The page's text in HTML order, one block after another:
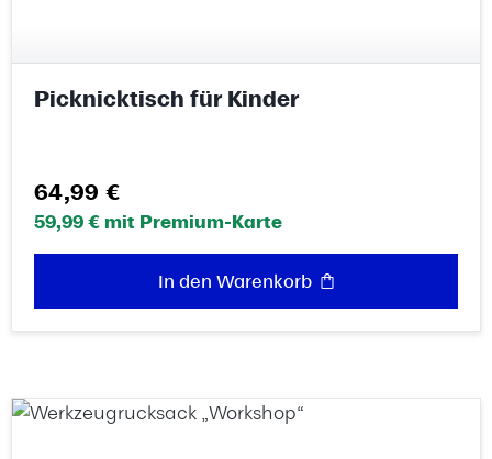
Picknicktisch für Kinder
Regulärer Preis:
64,99 €
59,99 € mit Premium-Karte
In den Warenkorb